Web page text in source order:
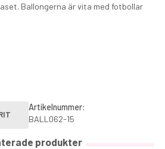
Ballongerna är vita med fotbollar
Artikelnummer:
BALL062-15
produkter